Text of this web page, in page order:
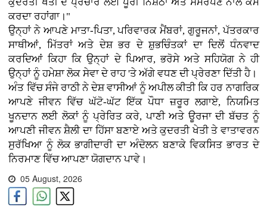
ਕਰਦਾ ਰਹਾਂਗਾ।"
ਉਨ੍ਹਾਂ ਨੇ ਆਪਣੇ ਮਾਤਾ-ਪਿਤਾ, ਪਰਿਵਾਰਕ ਮੈਂਬਰਾਂ, ਗੁਰੂਜਨਾਂ, ਪੱਤਰਕਾਰ
ਸਾਥੀਆਂ, ਮਿੱਤਰਾਂ ਅਤੇ ਦੇਸ਼ ਭਰ ਦੇ ਸ਼ੁਭਚਿੰਤਕਾਂ ਦਾ ਦਿਲੋਂ ਧੰਨਵਾਦ
ਕਰਦਿਆਂ ਕਿਹਾ ਕਿ ਉਨ੍ਹਾਂ ਦੇ ਪਿਆਰ, ਭਰੋਸੇ ਅਤੇ ਸਹਿਯੋਗ ਨੇ ਹੀ
ਉਨ੍ਹਾਂ ਨੂੰ ਹਮੇਸ਼ਾ ਲੋਕ ਸੇਵਾ ਦੇ ਰਾਹ 'ਤੇ ਅੱਗੇ ਵਧਣ ਦੀ ਪ੍ਰੇਰਣਾ ਦਿੱਤੀ ਹੈ।
ਅੰਤ ਵਿੱਚ ਸੰਜੇ ਰਾਠੀ ਨੇ ਦੇਸ਼ ਵਾਸੀਆਂ ਨੂੰ ਅਪੀਲ ਕੀਤੀ ਕਿ ਹਰ ਨਾਗਰਿਕ
ਆਪਣੇ ਜੀਵਨ ਵਿੱਚ ਘੱਟੋ-ਘੱਟ ਇੱਕ ਪੌਧਾ ਜ਼ਰੂਰ ਲਗਾਏ, ਨਿਯਮਿਤ
ਖੂਨਦਾਨ ਲਈ ਲੋਕਾਂ ਨੂੰ ਪ੍ਰੇਰਿਤ ਕਰੇ, ਪਾਣੀ ਅਤੇ ਊਰਜਾ ਦੀ ਬੱਚਤ ਨੂੰ
ਆਪਣੀ ਜੀਵਨ ਸ਼ੈਲੀ ਦਾ ਹਿੱਸਾ ਬਣਾਏ ਅਤੇ ਕੁਦਰਤੀ ਖੇਤੀ ਤੇ ਵਾਤਾਵਰਨ
ਸੁਰੱਖਿਆ ਨੂੰ ਲੋਕ ਭਾਗੀਦਾਰੀ ਦਾ ਅੰਦੋਲਨ ਬਣਾਕੇ ਵਿਕਸਿਤ ਭਾਰਤ ਦੇ
ਨਿਰਮਾਣ ਵਿੱਚ ਆਪਣਾ ਯੋਗਦਾਨ ਪਾਵੇ।
05 August, 2026